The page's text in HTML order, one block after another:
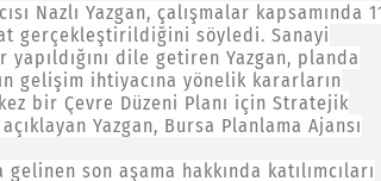
Nazlı Yazgan, çalışmalar kapsamında
gerçekleştirildiğini söyledi. Sanayi
dile getiren Yazgan, planda
gelişim ihtiyacına yönelik kararların
bir Çevre Düzeni Planı için Stratejik
Yazgan, Bursa Planlama Ajansı
son aşama hakkında katılımcıları